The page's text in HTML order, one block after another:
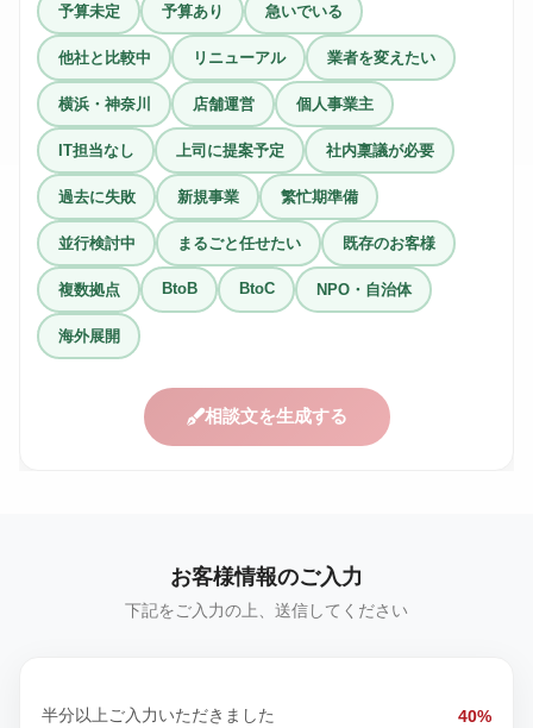
予算未定 予算あり 急いでいる
他社と比較中 リニューアル 業者を変えたい
横浜・神奈川 店舗運営 個人事業主
IT担当なし 上司に提案予定 社内稟議が必要
過去に失敗 新規事業 繁忙期準備
並行検討中 まるごと任せたい 既存のお客様
複数拠点 BtoB BtoC NPO・自治体
海外展開
相談文を生成する
お客様情報のご入力
下記をご入力の上、送信してください
半分以上ご入力いただきました 40%